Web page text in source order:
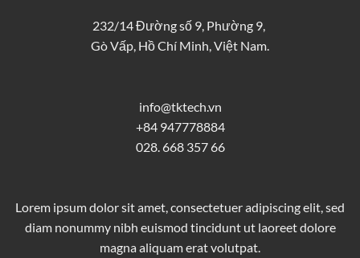
232/14 Đường số 9, Phường 9,
Gò Vấp, Hồ Chí Minh, Việt Nam.
info@tktech.vn
+84 947778884
028. 668 357 66
Lorem ipsum dolor sit amet, consectetuer adipiscing elit, sed
diam nonummy nibh euismod tincidunt ut laoreet dolore
magna aliquam erat volutpat.